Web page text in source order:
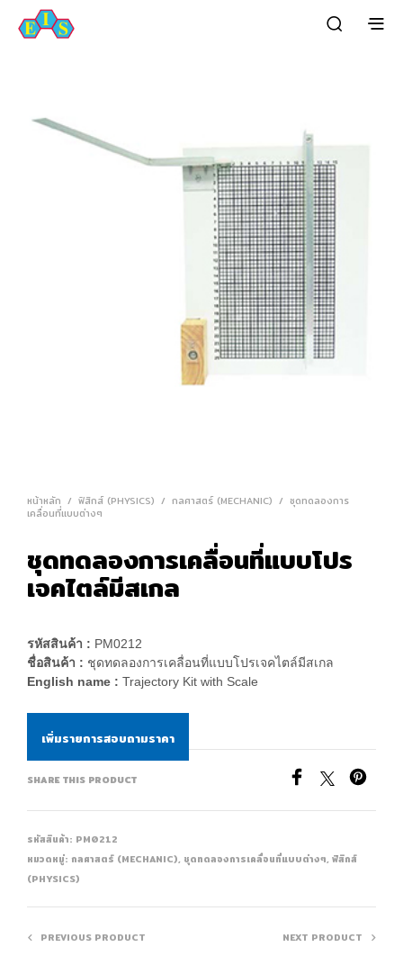
หน้าหลัก / ฟิสิกส์ (PHYSICS) / กลศาสตร์ (MECHANIC) / ชุดทดลองการ
เคลื่อนที่แบบต่างๆ
ชุดทดลองการเคลื่อนที่แบบโปร
เจคไตล์มีสเกล
รหัสสินค้า : PM0212
ชื่อสินค้า : ชุดทดลองการเคลื่อนที่แบบโปรเจคไตล์มีสเกล
English name : Trajectory Kit with Scale
เพิ่มรายการสอบถามราคา
SHARE THIS PRODUCT
รหัสสินค้า: PM0212
หมวดหมู่: กลศาสตร์ (MECHANIC), ชุดทดลองการเคลื่อนที่แบบต่างๆ,ฟิสิกส์
(PHYSICS)
PREVIOUS PRODUCT NEXT PRODUCT